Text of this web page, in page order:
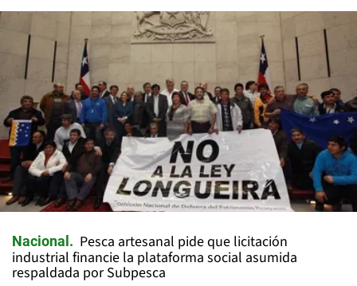
Nacional
Pesca artesanal pide que licitación
industrial financie la plataforma social asumida
respaldada por Subpesca